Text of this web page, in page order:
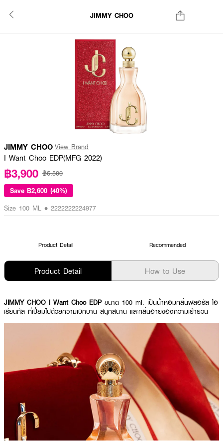
JIMMY CHOO
JIMMY CHOO View Brand
I Want Choo EDP(MFG 2022)
฿3,900 ฿6,500
Save ฿2,600 (40%)
Size 100 ML • 2222222224977
Product Detail Recommended
Product Detail How to Use
JIMMY CHOO I Want Choo EDPขนาด 100 ml. เป็นน้ำหอมกลิ่นฟลอรัล โอ
เรียนทัล ที่เปี่ยมไปด้วยความเบิกบาน สนุกสนาน และกลิ่นอายของความเย้ายวน